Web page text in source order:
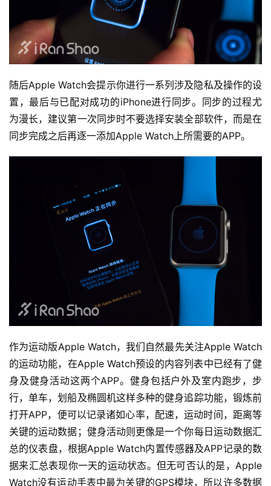
随后Apple Watch会提示你进行一系列涉及隐私及操作的设
置，最后与已配对成功的iPhone进行同步。同步的过程尤
为漫长，建议第一次同步时不要选择安装全部软件，而是在
同步完成之后再逐一添加Apple Watch上所需要的APP。
作为运动版Apple Watch，我们自然最先关注Apple Watch
的运动功能，在Apple Watch预设的内容列表中已经有了健
身及健身活动这两个APP。健身包括户外及室内跑步，步
行，单车，划船及椭圆机这样多种的健身追踪功能，锻炼前
打开APP，便可以记录诸如心率，配速，运动时间，距离等
关键的运动数据；健身活动则更像是一个你每日运动数据汇
总的仪表盘，根据Apple Watch内置传感器及APP记录的数
据来汇总表现你一天的运动状态。但无可否认的是，Apple
Watch没有运动手表中最为关键的GPS模块，所以许多数据